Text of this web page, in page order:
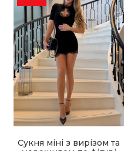
Сукня міні з вирізом та